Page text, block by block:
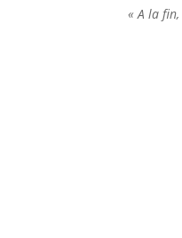
« A la fin,